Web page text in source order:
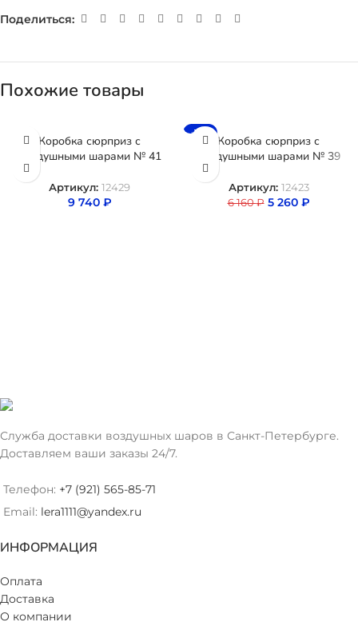
Поделиться:
Похожие товары
Коробка сюрприз с
воздушными шарами № 41
Артикул: 12429
9 740 ₽
-15%
Коробка сюрприз с
воздушными шарами № 39
Артикул: 12423
6 160₽ 5 260 ₽
Служба доставки воздушных шаров в Санкт-Петербурге.
Доставляем ваши заказы 24/7.
Телефон: +7 (921) 565-85-71
Email: lera1111@yandex.ru
ИНФОРМАЦИЯ
Оплата
Доставка
О компании